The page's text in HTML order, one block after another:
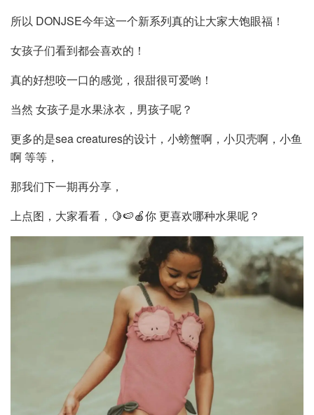
所以 DONJSE今年这一个新系列真的让大家大饱眼福！
女孩子们看到都会喜欢的！
真的好想咬一口的感觉，很甜很可爱哟！
当然 女孩子是水果泳衣，男孩子呢？
更多的是sea creatures的设计，小螃蟹啊，小贝壳啊，小鱼
啊 等等，
那我们下一期再分享，
上点图，大家看看，🍋🍉🍎你 更喜欢哪种水果呢？